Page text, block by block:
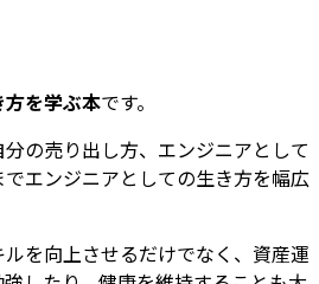
を学ぶ本です。
の売り出し方、エンジニアとして
エンジニアとしての生き方を幅広
を向上させるだけでなく、資産運